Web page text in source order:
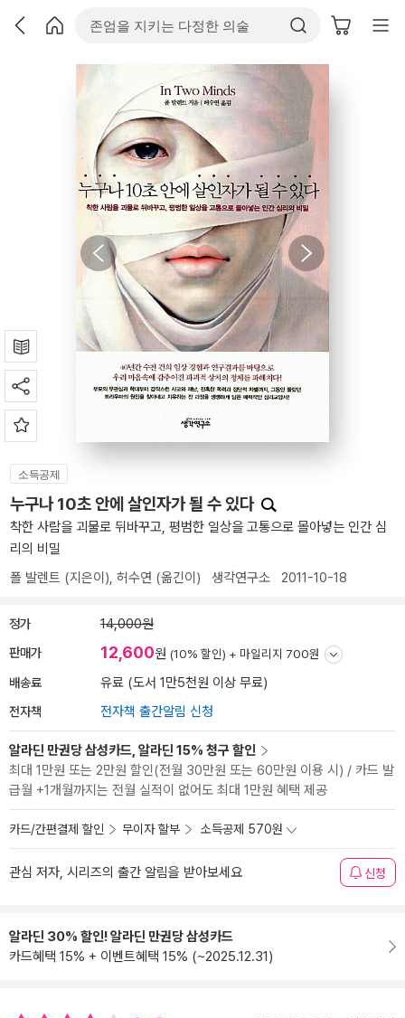
소득공제
누구나 10초 안에 살인자가 될 수 있다
착한 사람을 괴물로 뒤바꾸고, 평범한 일상을 고통으로 몰아넣는 인간 심
리의 비밀
폴 발렌트 (지은이), 허수연 (옮긴이) 생각연구소 2011-10-18
정가 14,000원
판매가 12,600원 (10% 할인) + 마일리지 700원
배송료 유료 (도서 1만5천원 이상 무료)
전자책 전자책 출간알림 신청
알라딘 만권당 삼성카드, 알라딘 15% 청구 할인
최대 1만원 또는 2만원 할인(전월 30만원 또는 60만원 이용 시) / 카드 발
급월 +1개월까지는 전월 실적이 없어도 최대 1만원 혜택 제공
카드/간편결제 할인 무이자 할부 소득공제 570원
관심 저자, 시리즈의 출간 알림을 받아보세요 신청
알라딘 30% 할인! 알라딘 만권당 삼성카드
카드혜택 15% + 이벤트혜택 15% (~2025.12.31)